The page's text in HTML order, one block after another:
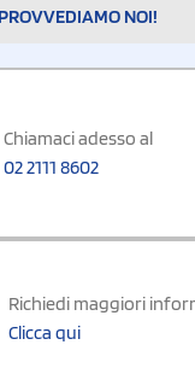
NOI!
Chiamaci adesso al
02 2111 8602
Richiedi maggiori
Clicca qui